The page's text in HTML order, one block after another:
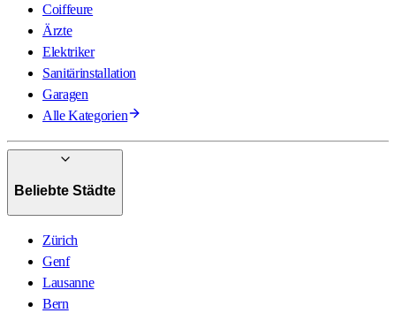
Coiffeure
Ärzte
Elektriker
Sanitärinstallation
Garagen
Alle Kategorien
Beliebte Städte
Zürich
Genf
Lausanne
Bern